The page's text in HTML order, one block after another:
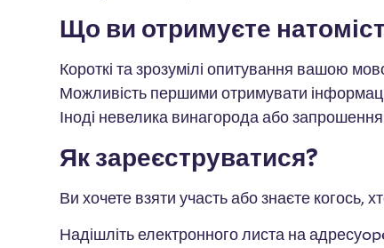
Що ви отримуєте
Короткі та зрозумілі опитування вашою
Можливість першими отримувати
Іноді невелика винагорода або запрошення
Як зареєструватися?
Ви хочете взяти участь або знаєте когось,
Надішліть електронного листа на